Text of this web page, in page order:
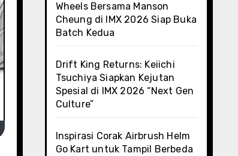
Wheels Bersama Manson
Cheung di IMX 2026 Siap Buka
Batch Kedua
Drift King Returns: Keiichi
Tsuchiya Siapkan Kejutan
Spesial di IMX 2026 “Next Gen
Culture”
Inspirasi Corak Airbrush Helm
Go Kart untuk Tampil Berbeda